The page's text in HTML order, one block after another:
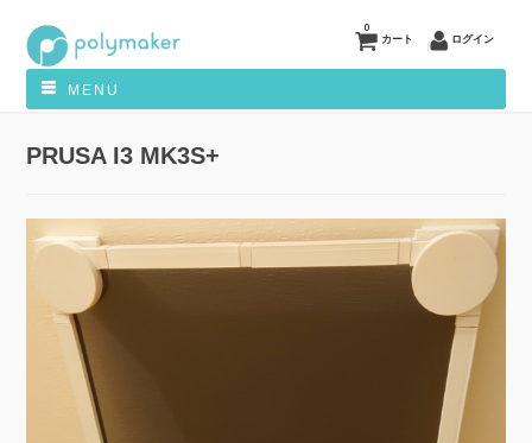
カート
0
ログイン
MENU
PRUSA I3 MK3S+